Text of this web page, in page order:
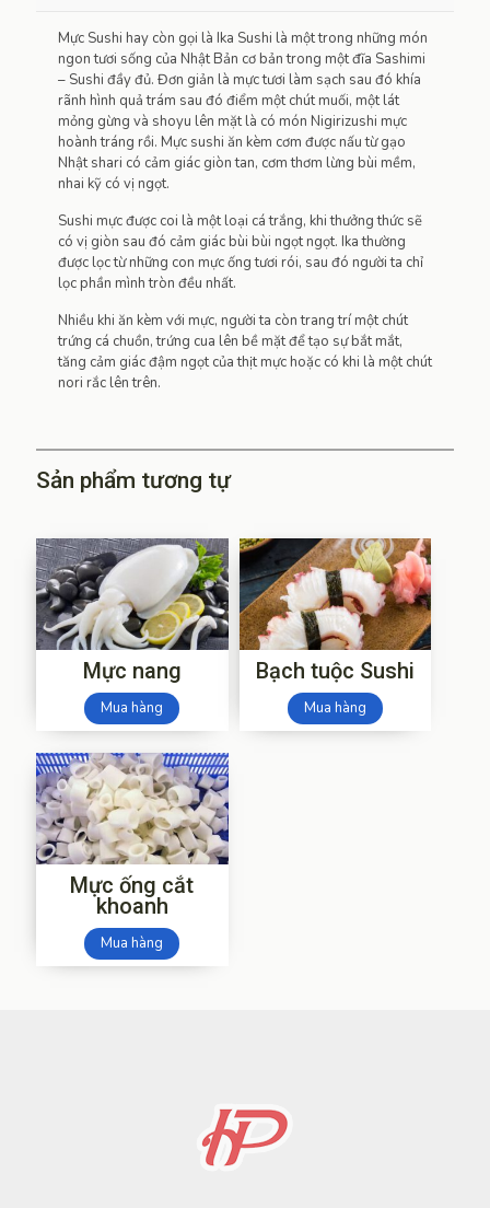
Mực Sushi hay còn gọi là Ika Sushi là một trong những món
ngon tươi sống của Nhật Bản cơ bản trong một đĩa Sashimi
– Sushi đầy đủ. Đơn giản là mực tươi làm sạch sau đó khía
rãnh hình quả trám sau đó điểm một chút muối, một lát
mỏng gừng và shoyu lên mặt là có món Nigirizushi mực
hoành tráng rồi. Mực sushi ăn kèm cơm được nấu từ gạo
Nhật shari có cảm giác giòn tan, cơm thơm lừng bùi mềm,
nhai kỹ có vị ngọt.
Sushi mực được coi là một loại cá trắng, khi thưởng thức sẽ
có vị giòn sau đó cảm giác bùi bùi ngọt ngọt. Ika thường
được lọc từ những con mực ống tươi rói, sau đó người ta chỉ
lọc phần mình tròn đều nhất.
Nhiều khi ăn kèm với mực, người ta còn trang trí một chút
trứng cá chuồn, trứng cua lên bề mặt để tạo sự bắt mắt,
tăng cảm giác đậm ngọt của thịt mực hoặc có khi là một chút
nori rắc lên trên.
Sản phẩm tương tự
Mực nang
Mua hàng
Bạch tuộc Sushi
Mua hàng
Mực ống cắt
khoanh
Mua hàng